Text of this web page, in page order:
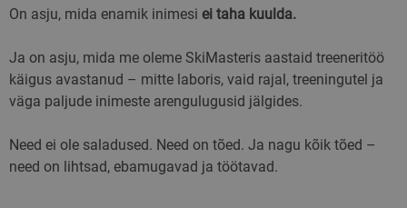
On asju, mida enamik inimesi ei taha kuulda.
Ja on asju, mida me oleme SkiMasteris aastaid treeneritöö
käigus avastanud – mitte laboris, vaid rajal, treeningutel ja
väga paljude inimeste arengulugusid jälgides.
Need ei ole saladused. Need on tõed. Ja nagu kõik tõed –
need on lihtsad, ebamugavad ja töötavad.